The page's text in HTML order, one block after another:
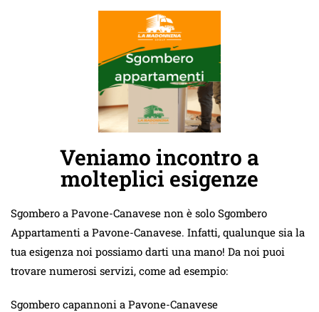
Veniamo incontro a
molteplici esigenze
Sgombero a Pavone-Canavese non è solo Sgombero
Appartamenti a Pavone-Canavese. Infatti, qualunque sia la
tua esigenza noi possiamo darti una mano! Da noi puoi
trovare numerosi servizi, come ad esempio:
Sgombero capannoni a Pavone-Canavese